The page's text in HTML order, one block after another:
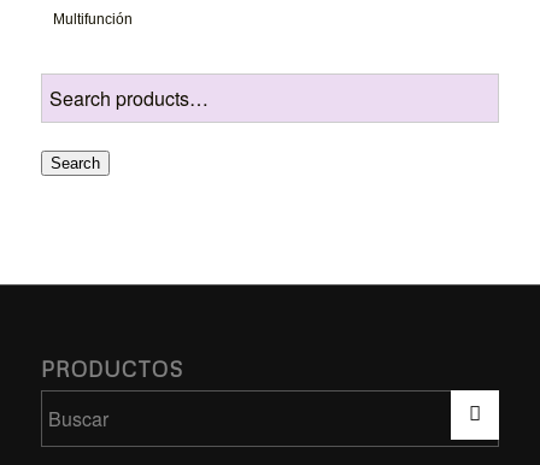
Multifunción
Search
PRODUCTOS